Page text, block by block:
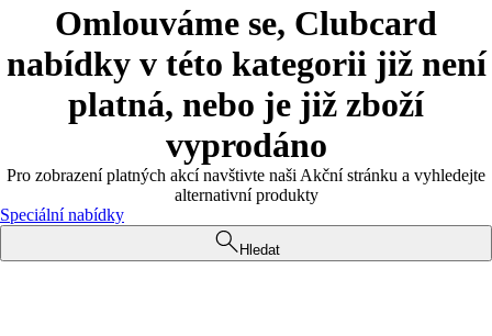
Omlouváme se, Clubcard
nabídky v této kategorii již není
platná, nebo je již zboží
vyprodáno
Pro zobrazení platných akcí navštivte naši Akční stránku a vyhledejte
alternativní produkty
Speciální nabídky
Hledat